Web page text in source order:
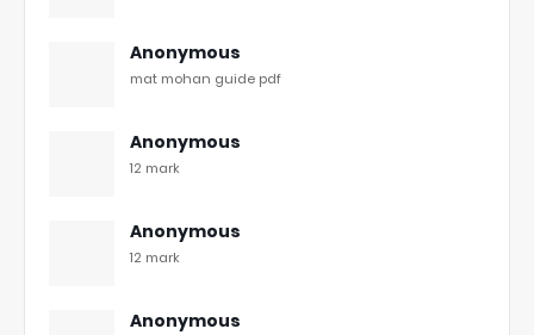
Anonymous
mat mohan guide pdf
Anonymous
12 mark
Anonymous
12 mark
Anonymous